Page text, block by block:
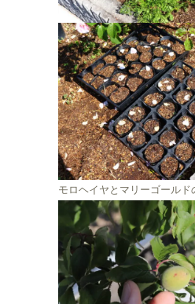
モロヘイヤとマリーゴールド